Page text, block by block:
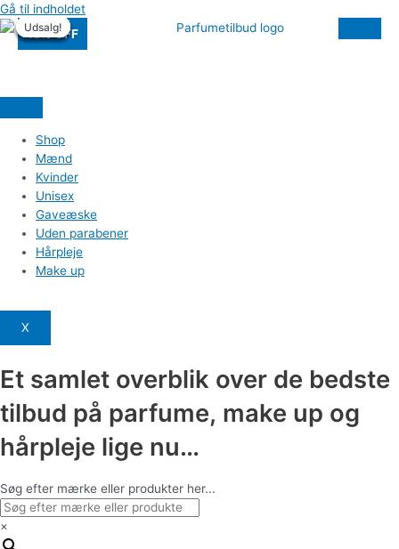
Gå til indholdet
Shop
Mænd
Kvinder
Unisex
Gaveæske
Uden parabener
Hårpleje
Make up
X
Et samlet overblik over de bedste
tilbud på parfume, make up og
hårpleje lige nu…
Søg efter mærke eller produkter her...
×
15% OFF
Udsalg!
Udsalg!
Udsalg!
Udsalg!
Udsalg!
Udsalg!